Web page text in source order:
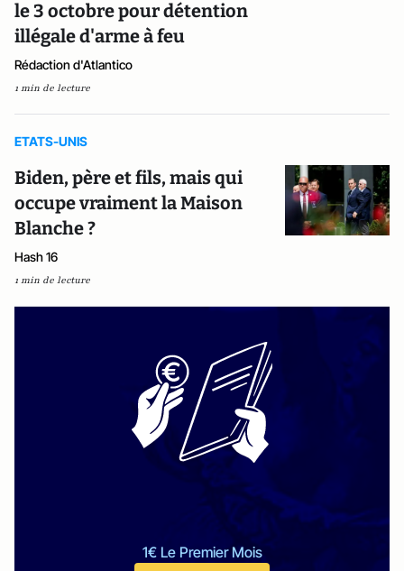
le 3 octobre pour détention
illégale d'arme à feu
Rédaction d'Atlantico
1 min de lecture
ETATS-UNIS
Biden, père et fils, mais qui
occupe vraiment la Maison
Blanche ?
Hash 16
1 min de lecture
1€ Le Premier Mois